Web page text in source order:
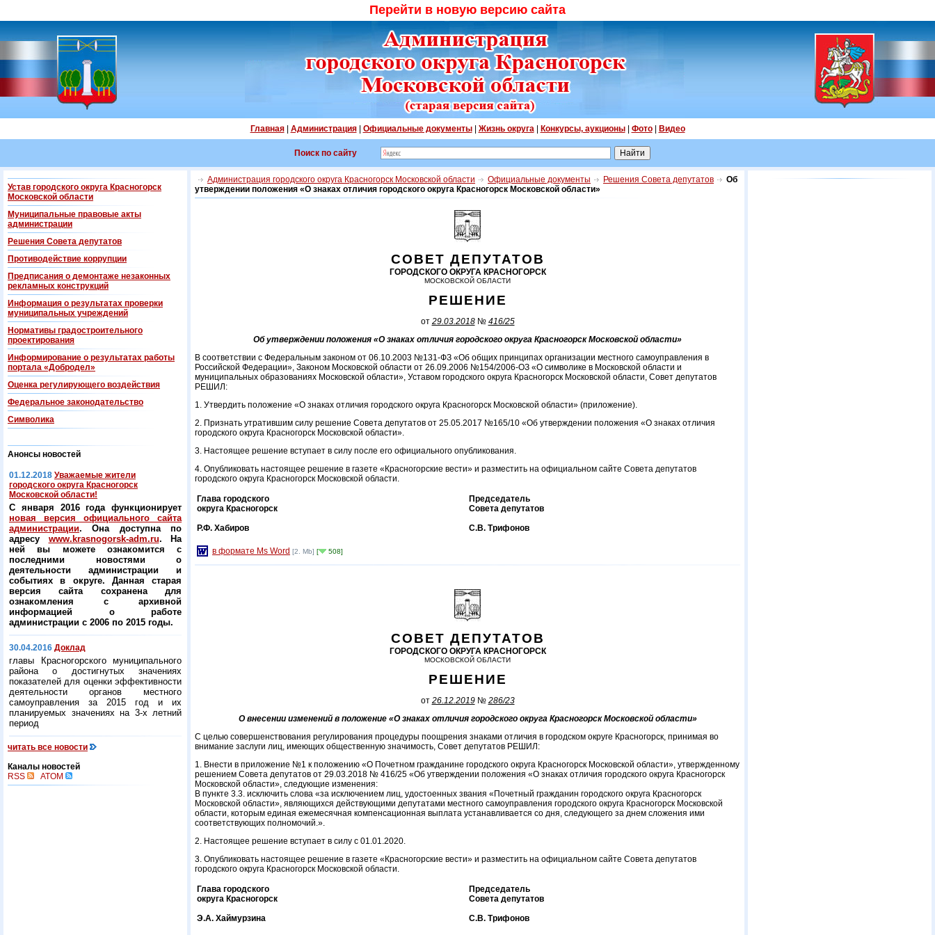
Перейти в новую версию сайта
Главная| Администрация| Официальные документы| Жизнь округа| Конкурсы, аукционы| Фото| Видео
Поиск по сайту
Устав городского округа Красногорск
Московской области
Муниципальные правовые акты
администрации
Решения Совета депутатов
Противодействие коррупции
Предписания о демонтаже незаконных
рекламных конструкций
Информация о результатах проверки
муниципальных учреждений
Нормативы градостроительного
проектирования
Информирование о результатах работы
портала «Добродел»
Оценка регулирующего воздействия
Федеральнoe законодательство
Символика
Анонсы новостей
01.12.2018 Уважаемые жители
городского округа Красногорск
Московской области!
С января 2016 года функционирует
новая версия официального сайта
администрации. Она доступна по
адресу www.krasnogorsk-adm.ru. На
ней вы можете ознакомится с
последними новостями о
деятельности администрации и
событиях в округе. Данная старая
версия сайта сохранена для
ознакомления с архивной
информацией о работе
администрации с 2006 по 2015 годы.
30.04.2016 Доклад
главы Красногорского муниципального
района о достигнутых значениях
показателей для оценки эффективности
деятельности органов местного
самоуправления за 2015 год и их
планируемых значениях на 3-х летний
период
читать все новости
Каналы новостей
RSS
ATOM
Администрация городского округа Красногорск Московской области Официальные документы Решения Совета депутатов
Об
утверждении положения «О знаках отличия городского округа Красногорск Московской области»
СОВЕТ ДЕПУТАТОВ
ГОРОДСКОГО ОКРУГА КРАСНОГОРСК
МОСКОВСКОЙ ОБЛАСТИ
РЕШЕНИЕ
от 29.03.2018№ 416/25
Об утверждении положения «О знаках отличия городского округа Красногорск Московской области»
В соответствии с Федеральным законом от 06.10.2003 №131-ФЗ «Об общих принципах организации местного самоуправления в
Российской Федерации», Законом Московской области от 26.09.2006 №154/2006-ОЗ «О символике в Московской области и
муниципальных образованиях Московской области», Уставом городского округа Красногорск Московской области, Совет депутатов
РЕШИЛ:
1. Утвердить положение «О знаках отличия городского округа Красногорск Московской области» (приложение).
2. Признать утратившим силу решение Совета депутатов от 25.05.2017 №165/10 «Об утверждении положения «О знаках отличия
городского округа Красногорск Московской области».
3. Настоящее решение вступает в силу после его официального опубликования.
4. Опубликовать настоящее решение в газете «Красногорские вести» и разместить на официальном сайте Совета депутатов
городского округа Красногорск Московской области.
Глава городского
округа Красногорск
Р.Ф. Хабиров
Председатель
Совета депутатов
С.В. Трифонов
в формате Ms Word [2. Mb] [ 508]
СОВЕТ ДЕПУТАТОВ
ГОРОДСКОГО ОКРУГА КРАСНОГОРСК
МОСКОВСКОЙ ОБЛАСТИ
РЕШЕНИЕ
от 26.12.2019№ 286/23
О внесении изменений в положение «О знаках отличия городского округа Красногорск Московской области»
С целью совершенствования регулирования процедуры поощрения знаками отличия в городском округе Красногорск, принимая во
внимание заслуги лиц, имеющих общественную значимость, Совет депутатов РЕШИЛ:
1. Внести в приложение №1 к положению «О Почетном гражданине городского округа Красногорск Московской области», утвержденному
решением Совета депутатов от 29.03.2018 № 416/25 «Об утверждении положения «О знаках отличия городского округа Красногорск
Московской области», следующие изменения:
В пункте 3.3. исключить слова «за исключением лиц, удостоенных звания «Почетный гражданин городского округа Красногорск
Московской области», являющихся действующими депутатами местного самоуправления городского округа Красногорск Московской
области, которым единая ежемесячная компенсационная выплата устанавливается со дня, следующего за днем сложения ими
соответствующих полномочий.».
2. Настоящее решение вступает в силу с 01.01.2020.
3. Опубликовать настоящее решение в газете «Красногорские вести» и разместить на официальном сайте Совета депутатов
городского округа Красногорск Московской области.
Глава городского
округа Красногорск
Э.А. Хаймурзина
Председатель
Совета депутатов
С.В. Трифонов